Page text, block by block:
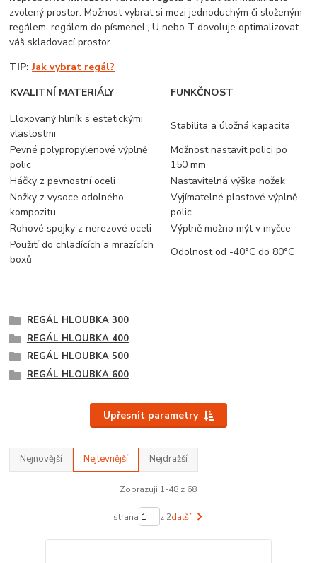
zvolený prostor. Možnost vybrat si mezi jednoduchým či složeným
regálem, regálem do písmeneL, U nebo T dovoluje optimalizovat
váš skladovací prostor.
TIP:Jak vybrat regál?
KVALITNÍ MATERIÁLY
FUNKČNOST
Eloxovaný hliník s estetickými
vlastostmi
Stabilita a úložná kapacita
Pevné polypropylenové výplně
polic
Možnost nastavit polici po
150 mm
Háčky z pevnostní oceli
Nastavitelná výška nožek
Nožky z vysoce odolného
kompozitu
Vyjímatelné plastové výplně
polic
Rohové spojky z nerezové oceli
Výplně možno mýt v myčce
Použití do chladících a mrazících
boxů
Odolnost od -40°C do 80°C
REGÁL HLOUBKA 300
REGÁL HLOUBKA 400
REGÁL HLOUBKA 500
REGÁL HLOUBKA 600
Upřesnit parametry
Nejnovější Nejlevnější Nejdražší
Zobrazuji 1-48 z 68
strana z 2další